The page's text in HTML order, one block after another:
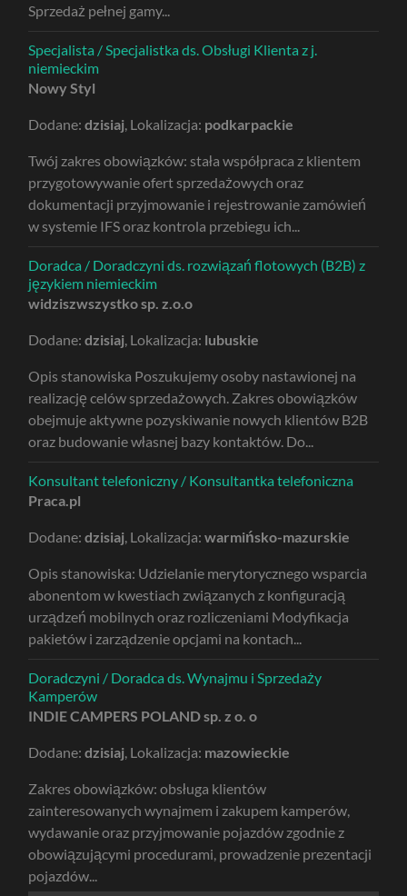
Sprzedaż pełnej gamy...
Specjalista / Specjalistka ds. Obsługi Klienta z j.
niemieckim
Nowy Styl
Dodane:dzisiaj , Lokalizacja: podkarpackie
Twój zakres obowiązków: stała współpraca z klientem
przygotowywanie ofert sprzedażowych oraz
dokumentacji przyjmowanie i rejestrowanie zamówień
w systemie IFS oraz kontrola przebiegu ich...
Doradca / Doradczyni ds. rozwiązań flotowych (B2B) z
językiem niemieckim
widziszwszystko sp. z.o.o
Dodane:dzisiaj , Lokalizacja: lubuskie
Opis stanowiska Poszukujemy osoby nastawionej na
realizację celów sprzedażowych. Zakres obowiązków
obejmuje aktywne pozyskiwanie nowych klientów B2B
oraz budowanie własnej bazy kontaktów. Do...
Konsultant telefoniczny / Konsultantka telefoniczna
Praca.pl
Dodane:dzisiaj , Lokalizacja:warmińsko-mazurskie
Opis stanowiska: Udzielanie merytorycznego wsparcia
abonentom w kwestiach związanych z konfiguracją
urządzeń mobilnych oraz rozliczeniami Modyfikacja
pakietów i zarządzenie opcjami na kontach...
Doradczyni / Doradca ds. Wynajmu i Sprzedaży
Kamperów
INDIE CAMPERS POLAND sp. z o. o
Dodane:dzisiaj , Lokalizacja: mazowieckie
Zakres obowiązków: obsługa klientów
zainteresowanych wynajmem i zakupem kamperów,
wydawanie oraz przyjmowanie pojazdów zgodnie z
obowiązującymi procedurami, prowadzenie prezentacji
pojazdów...